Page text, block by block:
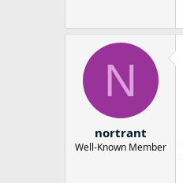
N
nortrant
Well-Known Member